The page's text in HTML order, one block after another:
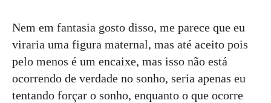
Nem em fantasia gosto disso, me parece que eu
viraria uma figura maternal, mas até aceito pois
pelo menos é um encaixe, mas isso não está
ocorrendo de verdade no sonho, seria apenas eu
tentando forçar o sonho, enquanto o que ocorre